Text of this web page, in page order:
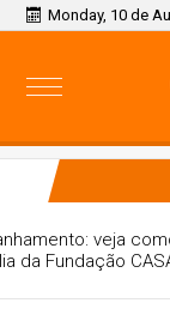
Monday, 10 de
Da apreensão